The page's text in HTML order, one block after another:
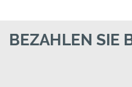
BEZAHLEN SIE